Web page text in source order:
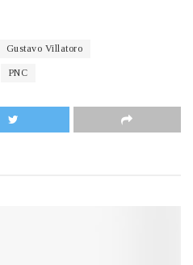
Gustavo Villatoro
PNC